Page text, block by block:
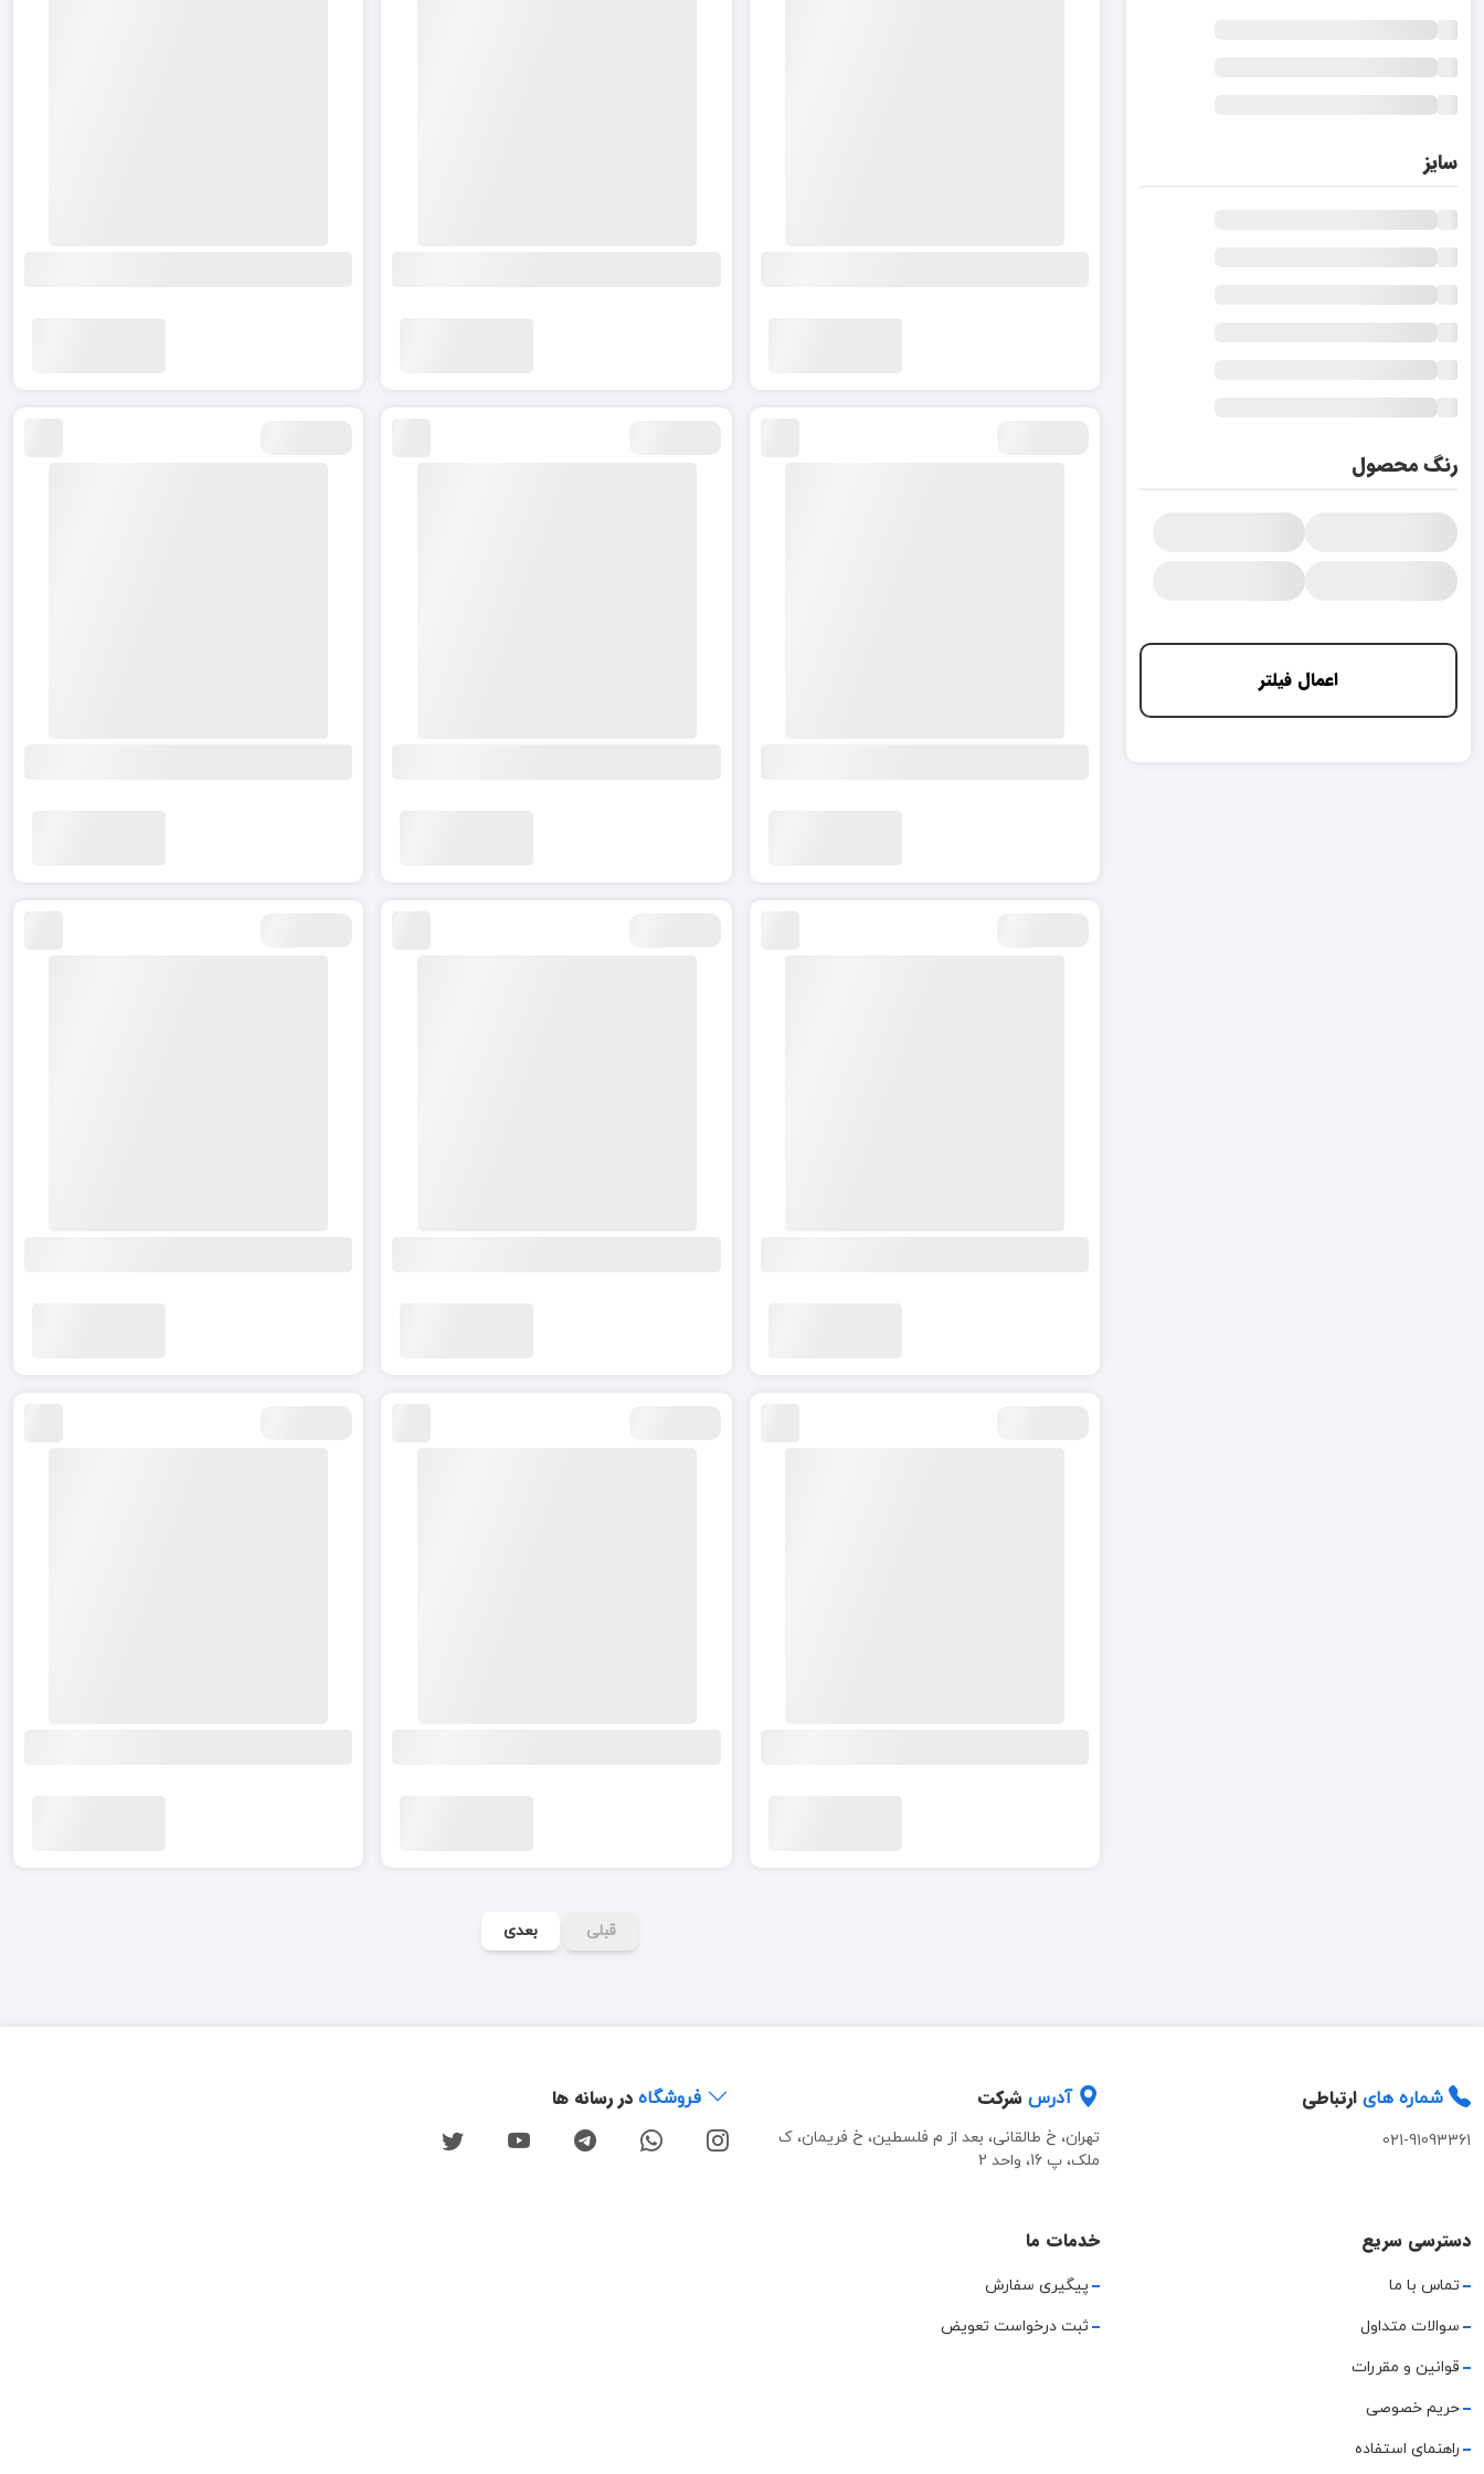
سایز
رنگ محصول
اعمال فیلتر
قبلی بعدی
شماره های ارتباطی
021-91093361
آدرس شرکت
تهران، خ طالقانی، بعد از م فلسطین، خ فریمان، ک
ملک، پ 16، واحد 2
فروشگاه در رسانه ها
دسترسی سریع
تماس با ما
سوالات متداول
قوانین و مقررات
حریم خصوصی
راهنمای استفاده
خدمات ما
پیگیری سفارش
ثبت درخواست تعویض